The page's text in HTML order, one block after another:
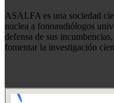
ASALFA es una sociedad
nuclea a fonoaudiólogos
defensa de sus
fomentar la investigación